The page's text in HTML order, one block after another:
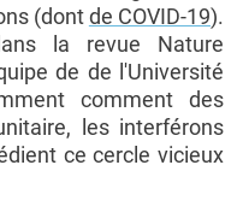
(dontde COVID-19).
la revue Nature
de de l'Université
comment des
les interférons
ce cercle vicieux